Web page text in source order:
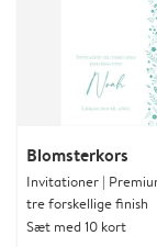
Blomsterkors
Invitationer |
tre forskellige finish
Sæt med 10 kort